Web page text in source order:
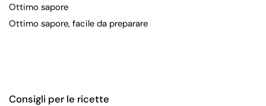
Ottimo sapore
Ottimo sapore, facile da preparare
Consigli per le ricette